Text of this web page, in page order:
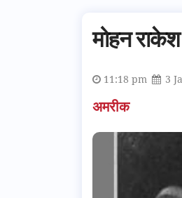
मोहन
11:18 pm 3
अमरीक